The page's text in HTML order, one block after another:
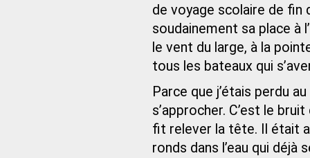
de voyage scolaire de fin
soudainement sa place à
le vent du large, à la
tous les bateaux qui
Parce que j’étais perdu
s’approcher. C’est le
fit relever la tête. Il était
ronds dans l’eau qui déjà